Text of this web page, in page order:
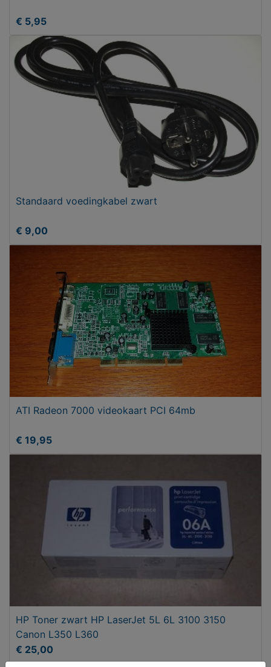
€ 5,95
Standaard voedingkabel zwart
€ 9,00
ATI Radeon 7000 videokaart PCI 64mb
€ 19,95
HP Toner zwart HP LaserJet 5L 6L 3100 3150
Canon L350 L360
€ 25,00